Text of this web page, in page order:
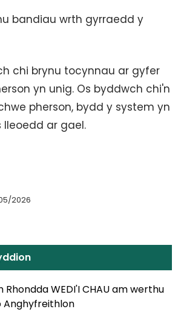
bandiau wrth gyrraedd y
chi brynu tocynnau ar gyfer
yn unig. Os byddwch chi'n
pherson, bydd y system yn
ar gael.
2026
Rhondda WEDI'I CHAU am werthu
Anghyfreithlon